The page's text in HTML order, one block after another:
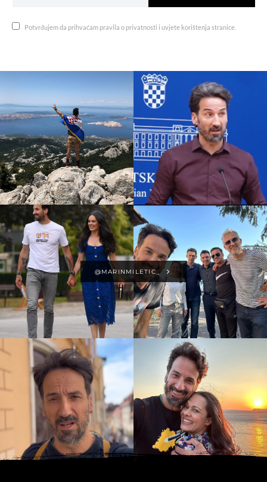
Potvrđujem da prihvaćam pravila o privatnosti i uvjete korištenja stranice.
@MARINMILETIC_